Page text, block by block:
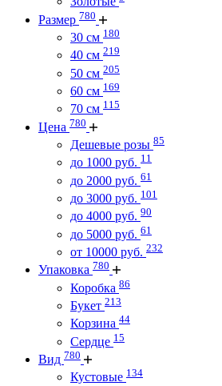
Размер 780
30 см 180
40 см 219
50 см 205
60 см 169
70 см 115
Цена 780
Дешевые розы 85
до 1000 руб. 11
до 2000 руб. 61
до 3000 руб. 101
до 4000 руб. 90
до 5000 руб. 61
от 10000 руб. 232
Упаковка 780
Коробка 86
Букет 213
Корзина 44
Сердце 15
Вид 780
Кустовые 134